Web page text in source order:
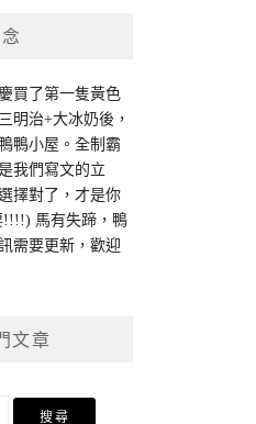
買了第一隻黃色
明治+大冰奶後，
鴨小屋。全制霸
我們寫文的立
擇對了，才是你
!!!!) 馬有失蹄，鴨
需要更新，歡迎
文章